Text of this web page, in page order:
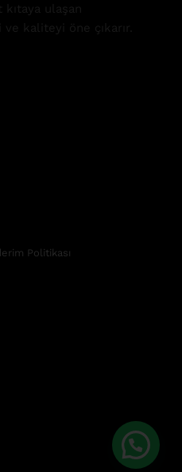
ulaşan
kaliteyi öne çıkarır.
Politikası